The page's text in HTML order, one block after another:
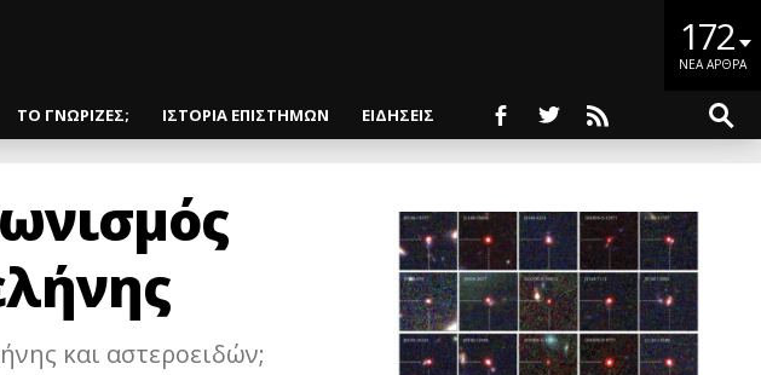
172
ΝΕΑ ΑΡΘΡΑ
ΤΟ ΓΝΩΡΙΖΕΣ; ΙΣΤΟΡΙΑ ΕΠΙΣΤΗΜΩΝ ΕΙΔΗΣΕΙΣ
και αστεροειδών;